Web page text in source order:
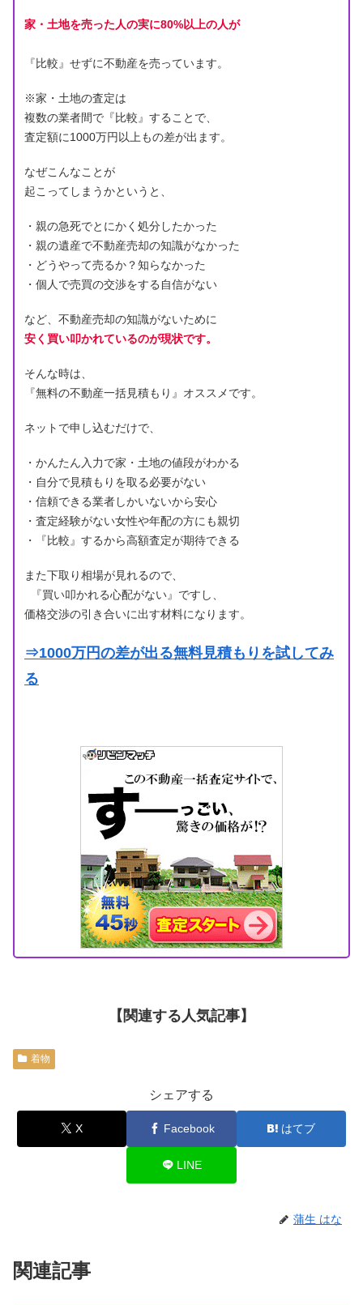
家・土地を売った人の実に80%以上の人が
『比較』せずに不動産を売っています。
※家・土地の査定は
複数の業者間で『比較』することで、
査定額に1000万円以上もの差が出ます。
なぜこんなことが
起こってしまうかというと、
・親の急死でとにかく処分したかった
・親の遺産で不動産売却の知識がなかった
・どうやって売るか？知らなかった
・個人で売買の交渉をする自信がない
など、不動産売却の知識がないために
安く買い叩かれているのが現状です。
そんな時は、
『無料の不動産一括見積もり』オススメです。
ネットで申し込むだけで、
・かんたん入力で家・土地の値段がわかる
・自分で見積もりを取る必要がない
・信頼できる業者しかいないから安心
・査定経験がない女性や年配の方にも親切
・『比較』するから高額査定が期待できる
また下取り相場が見れるので、
『買い叩かれる心配がない』ですし、
価格交渉の引き合いに出す材料になります。
⇒1000万円の差が出る無料見積もりを試してみ
る
【関連する人気記事】
着物
シェアする
X Facebook はてブ
LINE
蒲生 はな
関連記事